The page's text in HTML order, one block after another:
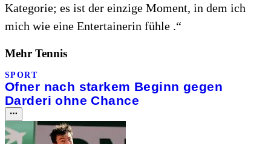
Kategorie; es ist der einzige Moment, in dem ich
mich wie eine Entertainerin fühle .“
Mehr Tennis
SPORT
Ofner nach starkem Beginn gegen
Darderi ohne Chance